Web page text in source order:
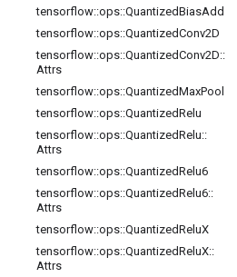
tensorflow::ops::QuantizedBiasAdd
tensorflow::ops::QuantizedConv2D
tensorflow::ops::QuantizedConv2D::
Attrs
tensorflow::ops::QuantizedMaxPool
tensorflow::ops::QuantizedRelu
tensorflow::ops::QuantizedRelu::
Attrs
tensorflow::ops::QuantizedRelu6
tensorflow::ops::QuantizedRelu6::
Attrs
tensorflow::ops::QuantizedReluX
tensorflow::ops::QuantizedReluX::
Attrs